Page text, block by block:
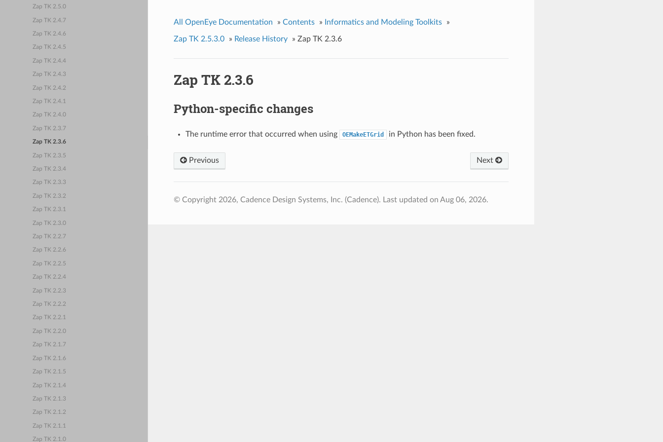
Zap TK 2.5.0
Zap TK 2.4.7
Zap TK 2.4.6
Zap TK 2.4.5
Zap TK 2.4.4
Zap TK 2.4.3
Zap TK 2.4.2
Zap TK 2.4.1
Zap TK 2.4.0
Zap TK 2.3.7
Zap TK 2.3.6
Zap TK 2.3.5
Zap TK 2.3.4
Zap TK 2.3.3
Zap TK 2.3.2
Zap TK 2.3.1
Zap TK 2.3.0
Zap TK 2.2.7
Zap TK 2.2.6
Zap TK 2.2.5
Zap TK 2.2.4
Zap TK 2.2.3
Zap TK 2.2.2
Zap TK 2.2.1
Zap TK 2.2.0
Zap TK 2.1.7
Zap TK 2.1.6
Zap TK 2.1.5
Zap TK 2.1.4
Zap TK 2.1.3
Zap TK 2.1.2
Zap TK 2.1.1
Zap TK 2.1.0
All OpenEye Documentation » Contents » Informatics and Modeling Toolkits »
Zap TK 2.5.3.0 » Release History » Zap TK 2.3.6
Zap TK 2.3.6
Python-specific changes
The runtime error that occurred when using OEMakeETGrid in Python has been fixed.
Previous Next
© Copyright 2026, Cadence Design Systems, Inc. (Cadence). Last updated on Aug 06, 2026.